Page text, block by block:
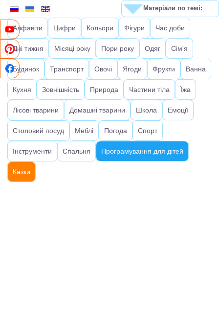
Алфавіти Цифри Кольори Фігури Час доби
Дні тижня Місяці року Пори року Одяг Сім'я
Будинок Транспорт Овочі Ягоди Фрукти Ванна
Кухня Зовнішність Природа Частини тіла Їжа
Лісові тварини Домашні тварини Школа Емоції
Столовий посуд Меблі Погода Спорт
Інструменти Спальня Програмування для дітей
Казки
Матеріали по темі: